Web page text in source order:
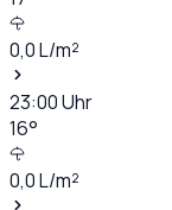
0,0L/m²
23:00Uhr
16°
0,0L/m²